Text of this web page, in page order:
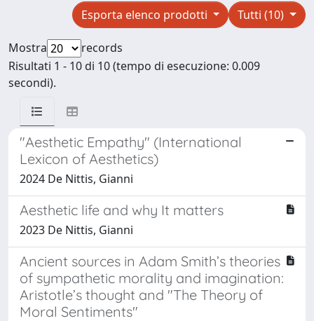
Tutti (10)
Esporta elenco prodotti
Mostra
records
Risultati 1 - 10 di 10 (tempo di esecuzione: 0.009
secondi).
"Aesthetic Empathy" (International
Lexicon of Aesthetics)
2024 De Nittis, Gianni
Aesthetic life and why It matters
2023 De Nittis, Gianni
Ancient sources in Adam Smith’s theories
of sympathetic morality and imagination:
Aristotle’s thought and "The Theory of
Moral Sentiments"